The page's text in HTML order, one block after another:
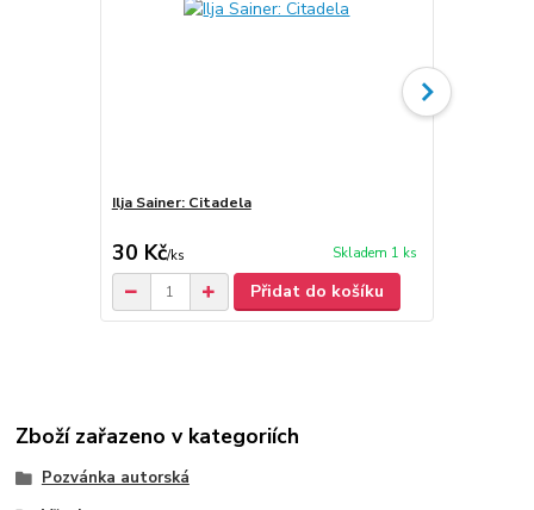
Ilja Sainer: Citadela
30 Kč/ks Skladem 1 ks
Přidat do košíku
Zboží zařazeno v kategoriích
Pozvánka autorská